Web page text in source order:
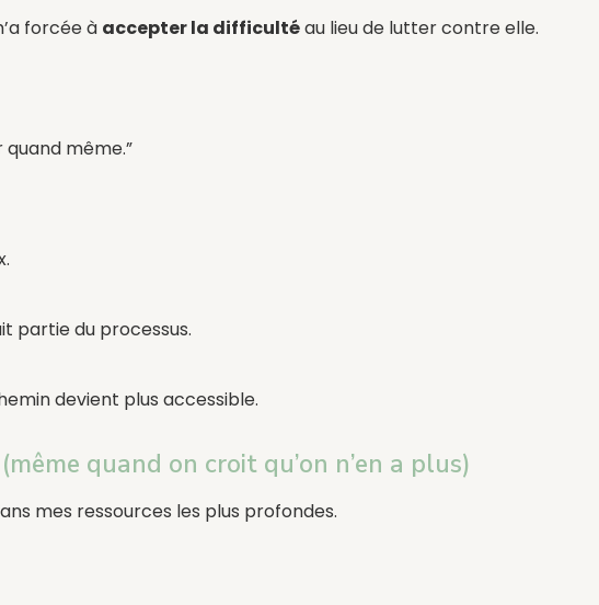
forcée à accepter la difficultéau lieu de lutter contre elle.
quand même.”
partie du processus.
devient plus accessible.
quand on croit qu’on n’en a plus)
mes ressources les plus profondes.